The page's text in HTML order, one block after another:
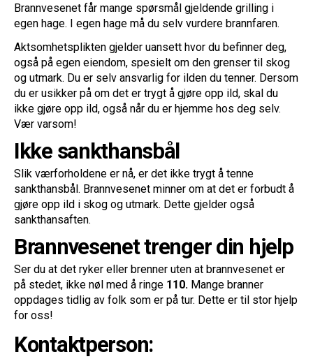
Brannvesenet får mange spørsmål gjeldende grilling i
egen hage. I egen hage må du selv vurdere brannfaren.
Aktsomhetsplikten gjelder uansett hvor du befinner deg,
også på egen eiendom, spesielt om den grenser til skog
og utmark. Du er selv ansvarlig for ilden du tenner. Dersom
du er usikker på om det er trygt å gjøre opp ild, skal du
ikke gjøre opp ild, også når du er hjemme hos deg selv.
Vær varsom!
Ikke sankthansbål
Slik værforholdene er nå, er det ikke trygt å tenne
sankthansbål. Brannvesenet minner om at det er forbudt å
gjøre opp ild i skog og utmark. Dette gjelder også
sankthansaften.
Brannvesenet trenger din hjelp
Ser du at det ryker eller brenner uten at brannvesenet er
på stedet, ikke nøl med å ringe 110. Mange branner
oppdages tidlig av folk som er på tur. Dette er til stor hjelp
for oss!
Kontaktperson: